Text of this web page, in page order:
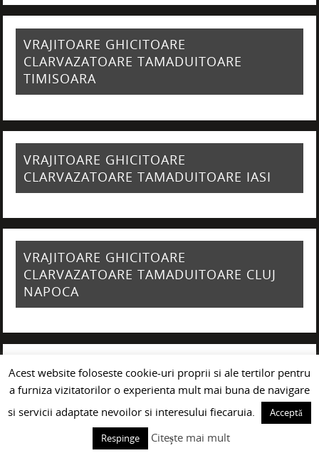
VRAJITOARE GHICITOARE
CLARVAZATOARE TAMADUITOARE
TIMISOARA
VRAJITOARE GHICITOARE
CLARVAZATOARE TAMADUITOARE IASI
VRAJITOARE GHICITOARE
CLARVAZATOARE TAMADUITOARE CLUJ
NAPOCA
VRAJITOARE GHICITOARE
CLARVAZATOARE TAMADUITOARE
GIURGIU
Acest website foloseste cookie-uri proprii si ale tertilor pentru
a furniza vizitatorilor o experienta mult mai buna de navigare
si servicii adaptate nevoilor si interesului fiecaruia.
Acceptă
Respinge
Citește mai mult